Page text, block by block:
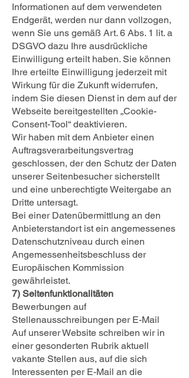
Informationen auf dem verwendeten
Endgerät, werden nur dann vollzogen,
wenn Sie uns gemäß Art. 6 Abs. 1 lit. a
DSGVO dazu Ihre ausdrückliche
Einwilligung erteilt haben. Sie können
Ihre erteilte Einwilligung jederzeit mit
Wirkung für die Zukunft widerrufen,
indem Sie diesen Dienst in dem auf der
Webseite bereitgestellten „Cookie-
Consent-Tool“ deaktivieren.
Wir haben mit dem Anbieter einen
Auftragsverarbeitungsvertrag
geschlossen, der den Schutz der Daten
unserer Seitenbesucher sicherstellt
und eine unberechtigte Weitergabe an
Dritte untersagt.
Bei einer Datenübermittlung an den
Anbieterstandort ist ein angemessenes
Datenschutzniveau durch einen
Angemessenheitsbeschluss der
Europäischen Kommission
gewährleistet.
7) Seitenfunktionalitäten
Bewerbungen auf
Stellenausschreibungen per E-Mail
Auf unserer Website schreiben wir in
einer gesonderten Rubrik aktuell
vakante Stellen aus, auf die sich
Interessenten per E-Mail an die